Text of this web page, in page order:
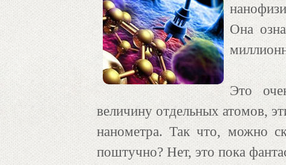
Она
Это
величину отдельных атомов,
нанометра. Так что, можно
поштучно? Нет, это пока